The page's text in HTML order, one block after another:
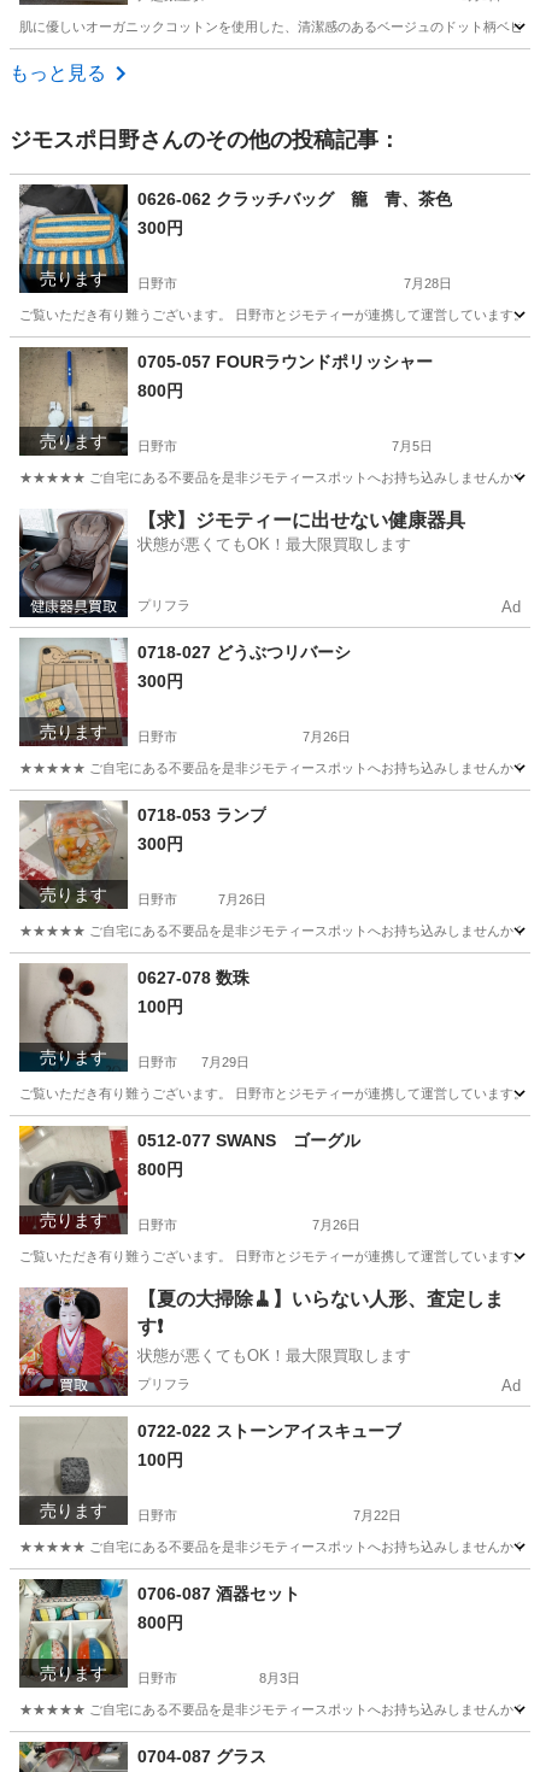
肌に優しいオーガニックコットンを使用した、清潔感のあるベージュのドット柄ベビ
東京 品川区
もっと見る
ジモスポ日野さんのその他の投稿記事：
売ります
0626-062 クラッチバッグ 籠 青、茶色
300円
日野市 7月28日
ご覧いただき有り難うございます。 日野市とジモティーが連携して運営していま
東京 日野市
売ります
0705-057 FOURラウンドポリッシャー
800円
日野市 7月5日
★★★★★ ご自宅にある不要品を是非ジモティースポットへお持ち込みしませんか？
東京 日野市 生活家電 現地
【求】ジモティーに出せない健康器具
状態が悪くてもOK！最大限買取します
プリフラ Ad
売ります
0718-027 どうぶつリバーシ
300円
日野市 7月26日
★★★★★ ご自宅にある不要品を是非ジモティースポットへお持ち込みしませんか？
東京 日野市 ボードゲーム 現地
売ります
0718-053 ランプ
300円
日野市 7月26日
★★★★★ ご自宅にある不要品を是非ジモティースポットへお持ち込みしませんか？
東京 日野市 現地
売ります
0627-078 数珠
100円
日野市 7月29日
ご覧いただき有り難うございます。 日野市とジモティーが連携して運営していま
東京 日野市
売ります
0512-077 SWANS ゴーグル
800円
日野市 7月26日
ご覧いただき有り難うございます。 日野市とジモティーが連携して運営していま
東京 日野市 スポーツ
【夏の大掃除🧹】いらない人形、査定しま
す❗️
状態が悪くてもOK！最大限買取します
プリフラ Ad
売ります
0722-022 ストーンアイスキューブ
100円
日野市 7月22日
★★★★★ ご自宅にある不要品を是非ジモティースポットへお持ち込みしませんか？
東京 日野市 現地
売ります
0706-087 酒器セット
800円
日野市 8月3日
★★★★★ ご自宅にある不要品を是非ジモティースポットへお持ち込みしませんか？
東京 日野市 現地
0704-087 グラス